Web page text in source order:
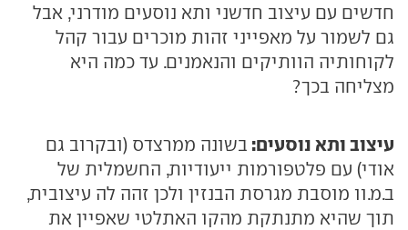
חדשים עם עיצוב חדשני ותא נוסעים מודרני, אבל
גם לשמור על מאפייני זהות מוכרים עבור קהל
לקוחותיה הוותיקים והנאמנים. עד כמה היא
מצליחה בכך?
עיצוב ותא נוסעים: בשונה ממרצדס (ובקרוב גם
אודי) עם פלטפורמות ייעודיות, החשמלית של
ב.מ.וו מוסבת מגרסת הבנזין ולכן זהה לה עיצובית,
תוך שהיא מתנתקת מהקו האתלטי שאפיין את